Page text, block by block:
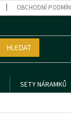
OBCHODNÍ
HLEDAT
SETY NÁRAMKŮ